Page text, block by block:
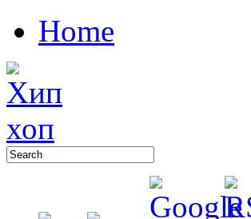
Home